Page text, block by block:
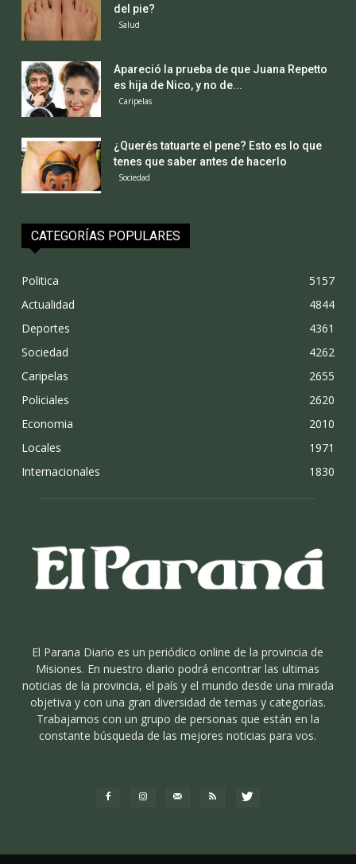
del pie?
Salud
Apareció la prueba de que Juana Repetto
es hija de Nico, y no de...
Caripelas
¿Querés tatuarte el pene? Esto es lo que
tenes que saber antes de hacerlo
Sociedad
CATEGORÍAS POPULARES
Politica
5157
Actualidad
4844
Deportes
4361
Sociedad
4262
Caripelas
2655
Policiales
2620
Economia
2010
Locales
1971
Internacionales
1830
El Parana Diario es un periódico online de la provincia de
Misiones. En nuestro diario podrá encontrar las ultimas
noticias de la provincia, el país y el mundo desde una mirada
objetiva y con una gran diversidad de temas y categorías.
Trabajamos con un grupo de personas que están en la
constante búsqueda de las mejores noticias para vos.